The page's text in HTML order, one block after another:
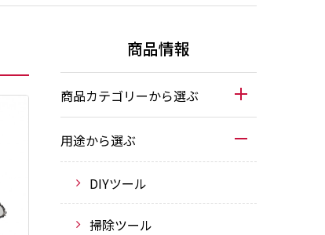
商品情報
商品カテゴリーから選ぶ
用途から選ぶ
DIYツール
掃除ツール